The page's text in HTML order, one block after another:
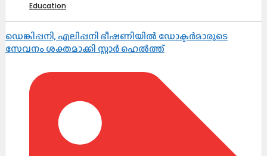
Education
ഡെങ്കിപ്പനി, എലിപ്പനി ഭീഷണിയിൽ ഡോക്ടർമാരുടെ
സേവനം ശക്തമാക്കി സ്റ്റാർ ഹെൽത്ത്